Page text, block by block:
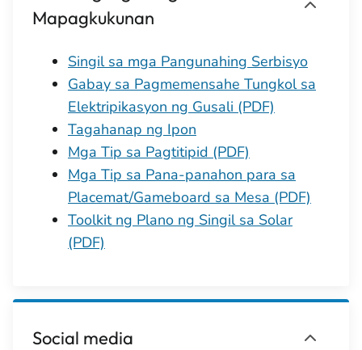
Mapagkukunan
Singil sa mga Pangunahing Serbisyo
Gabay sa Pagmemensahe Tungkol sa
Elektripikasyon ng Gusali (PDF)
Tagahanap ng Ipon
Mga Tip sa Pagtitipid (PDF)
Mga Tip sa Pana-panahon para sa
Placemat/Gameboard sa Mesa (PDF)
Toolkit ng Plano ng Singil sa Solar
(PDF)
Social media